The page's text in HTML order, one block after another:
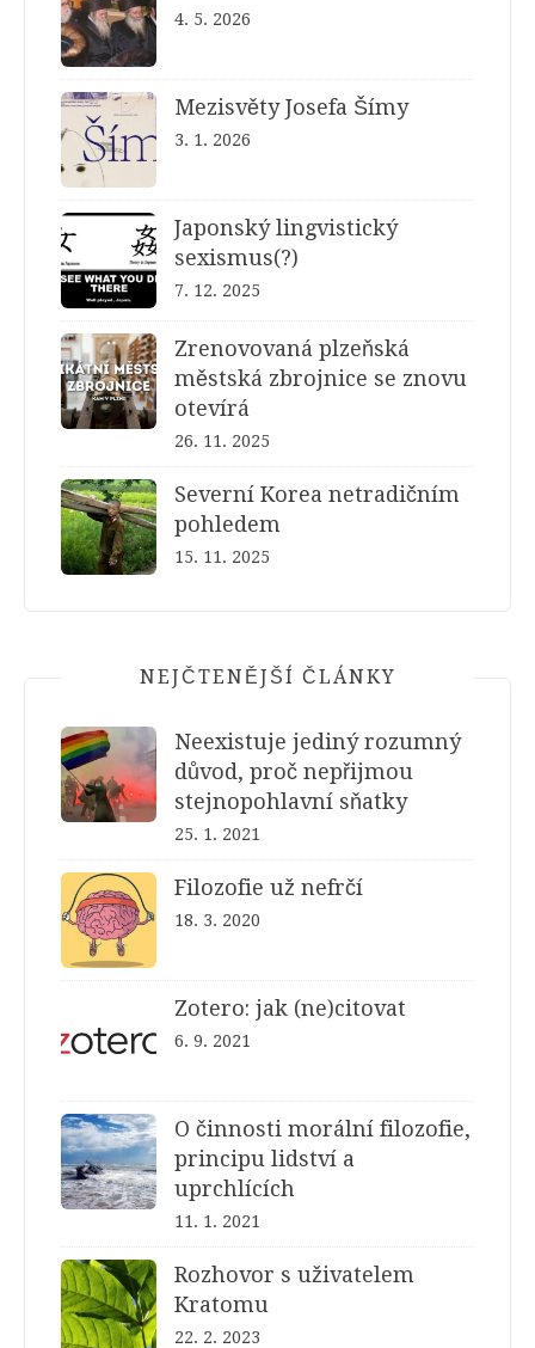
4. 5. 2026
Mezisvěty Josefa Šímy
3. 1. 2026
Japonský lingvistický
sexismus(?)
7. 12. 2025
Zrenovovaná plzeňská
městská zbrojnice se znovu
otevírá
26. 11. 2025
Severní Korea netradičním
pohledem
15. 11. 2025
NEJČTENĚJŠÍ ČLÁNKY
Neexistuje jediný rozumný
důvod, proč nepřijmou
stejnopohlavní sňatky
25. 1. 2021
Filozofie už nefrčí
18. 3. 2020
Zotero: jak (ne)citovat
6. 9. 2021
O činnosti morální filozofie,
principu lidství a
uprchlících
11. 1. 2021
Rozhovor s uživatelem
Kratomu
22. 2. 2023